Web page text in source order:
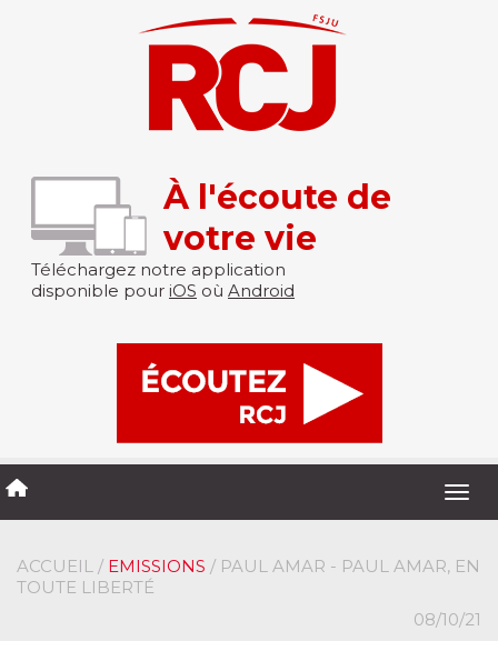
À l'écoute de
votre vie
Téléchargez notre application
disponible pour iOS où Android
ACCUEIL / EMISSIONS / PAUL AMAR - PAUL AMAR, EN
TOUTE LIBERTÉ
08/10/21